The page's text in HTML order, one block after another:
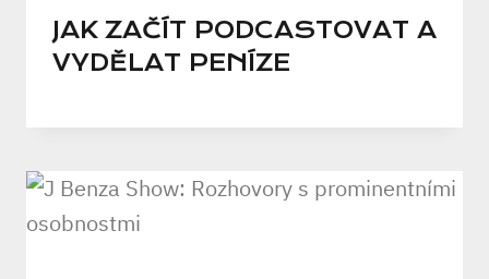
JAK ZAČÍT PODCASTOVAT A
VYDĚLAT PENÍZE